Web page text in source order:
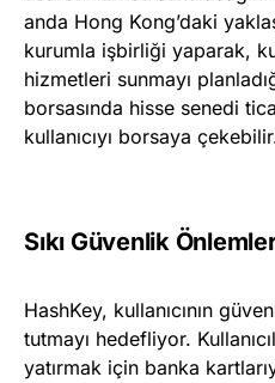
anda Hong Kong’daki
kurumla işbirliği yaparak,
hizmetleri sunmayı
borsasında hisse senedi
kullanıcıyı borsaya
Sıkı Güvenlik
HashKey, kullanıcının
tutmayı hedefliyor.
yatırmak için banka